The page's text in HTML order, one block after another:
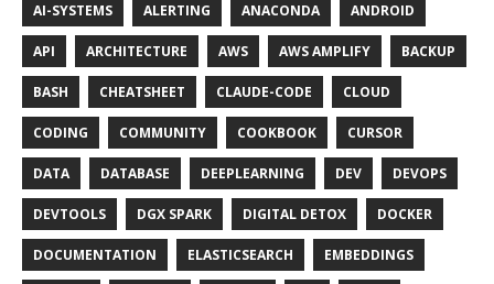
AI-SYSTEMS ALERTING ANACONDA ANDROID
API ARCHITECTURE AWS AWS AMPLIFY BACKUP
BASH CHEATSHEET CLAUDE-CODE CLOUD
CODING COMMUNITY COOKBOOK CURSOR
DATA DATABASE DEEPLEARNING DEV DEVOPS
DEVTOOLS DGX SPARK DIGITAL DETOX DOCKER
DOCUMENTATION ELASTICSEARCH EMBEDDINGS